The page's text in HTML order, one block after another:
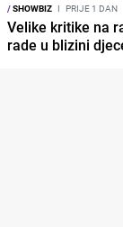
/SHOWBIZ I PRIJE 1 DAN
Velike kritike na
rade u blizini